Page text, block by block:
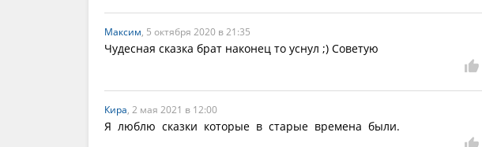
Максим, 5 октября 2020 в 21:35
Чудесная сказка брат наконец то уснул ;) Советую
Кира, 2 мая 2021 в 12:00
Я  люблю  сказки  которые  в  старые  времена  были.